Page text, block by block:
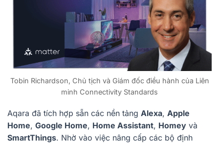
Tobin Richardson, Chủ tịch và Giám đốc điều hành của Liên
minh Connectivity Standards
Aqara đã tích hợp sẵn các nền tảng Alexa, Apple
Home, Google Home, Home Assistant, Homey và
SmartThings. Nhờ vào việc nâng cấp các bộ định